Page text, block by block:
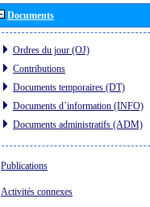
Documents
Ordres du jour (OJ)
Contributions
Documents temporaires (DT)
Documents d´information (INFO)
Documents administratifs (ADM)
Publications
Activités connexes